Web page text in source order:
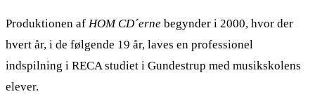
Produktionen af HOM CD´erne begynder i 2000, hvor der
hvert år, i de følgende 19 år, laves en professionel
indspilning i RECA studiet i Gundestrup med musikskolens
elever.